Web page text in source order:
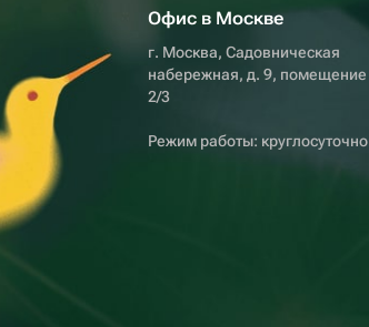
Офис в Москве
г. Москва, Садовническая
набережная, д. 9, помещение
2/3
Режим работы: круглосуточно